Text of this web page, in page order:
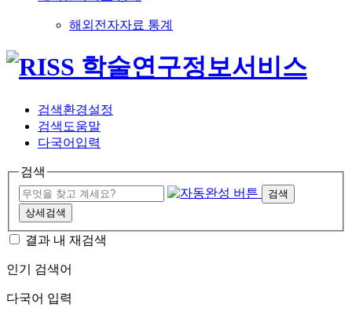
해외전자자료 통계
검색환경설정
검색도움말
다국어입력
검색
검색
상세검색
결과 내 재검색
인기 검색어
다국어 입력